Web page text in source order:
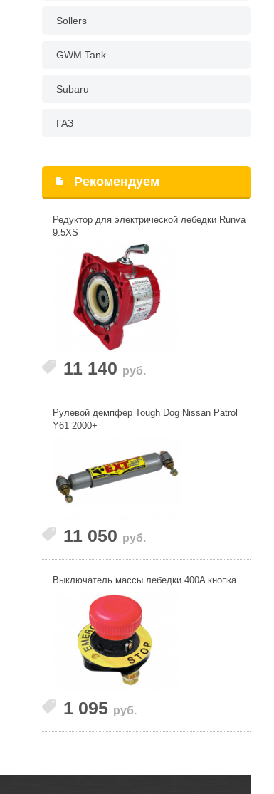
Sollers
GWM Tank
Subaru
ГАЗ
Рекомендуем
Редуктор для электрической лебедки Runva
9.5XS
11 140 руб.
Рулевой демпфер Tough Dog Nissan Patrol
Y61 2000+
11 050 руб.
Выключатель массы лебедки 400A кнопка
1 095 руб.